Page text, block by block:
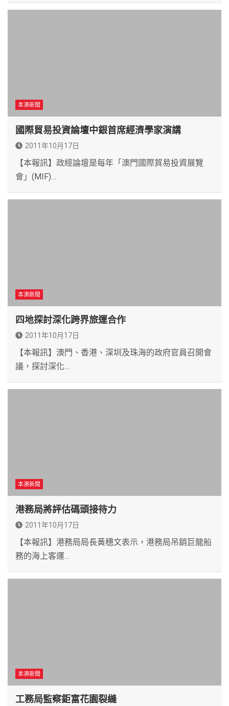
本澳新聞
國際貿易投資論壇中銀首席經濟學家演講
2011年10月17日
【本報訊】政經論壇是每年「澳門國際貿易投資展覽
會」(MIF)…
本澳新聞
四地探討深化跨界旅運合作
2011年10月17日
【本報訊】澳門、香港、深圳及珠海的政府官員召開會
議，探討深化…
本澳新聞
港務局將評估碼頭接待力
2011年10月17日
【本報訊】港務局局長黃穗文表示，港務局吊銷巨龍船
務的海上客運…
本澳新聞
工務局監察鉅富花園裂縫